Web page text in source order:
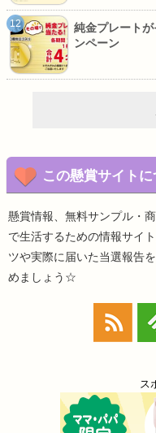
純金プレート
ンペーン
この懸賞サイトに
懸賞情報、無料サンプル・
で生活するための情報サイ
ツや実際に届いた当選報告
めましょう☆
ス